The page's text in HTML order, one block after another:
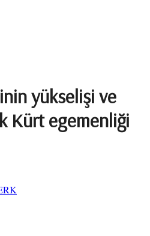
yükselişi ve
Kürt egemenliği